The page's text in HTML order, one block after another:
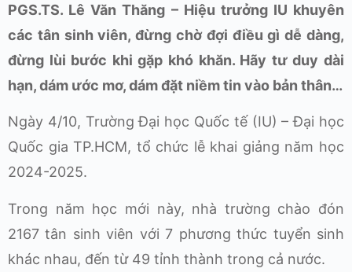
PGS.TS. Lê Văn Thăng – Hiệu trưởng IU khuyên
các tân sinh viên, đừng chờ đợi điều gì dễ dàng,
đừng lùi bước khi gặp khó khăn. Hãy tư duy dài
hạn, dám ước mơ, dám đặt niềm tin vào bản thân…
Ngày 4/10, Trường Đại học Quốc tế (IU) – Đại học
Quốc gia TP.HCM, tổ chức lễ khai giảng năm học
2024-2025.
Trong năm học mới này, nhà trường chào đón
2167 tân sinh viên với 7 phương thức tuyển sinh
khác nhau, đến từ 49 tỉnh thành trong cả nước.